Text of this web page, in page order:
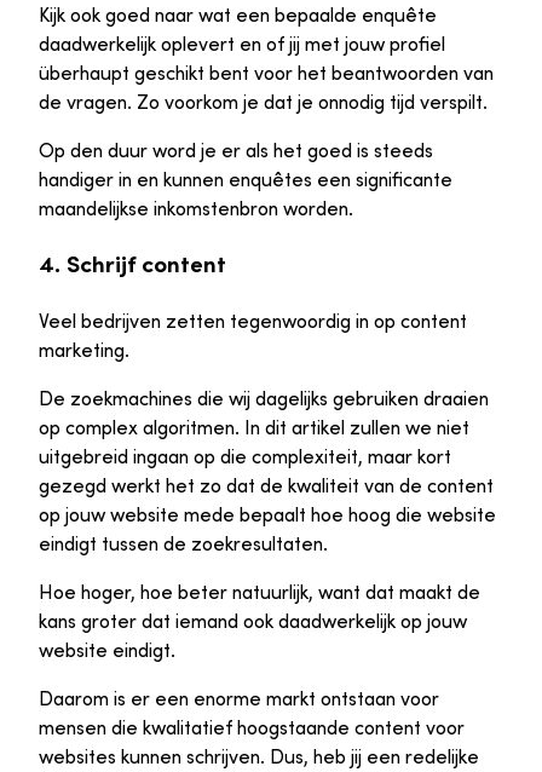
Kijk ook goed naar wat een bepaalde enquête
daadwerkelijk oplevert en of jij met jouw profiel
überhaupt geschikt bent voor het beantwoorden van
de vragen. Zo voorkom je dat je onnodig tijd verspilt.
Op den duur word je er als het goed is steeds
handiger in en kunnen enquêtes een significante
maandelijkse inkomstenbron worden.
4. Schrijf content
Veel bedrijven zetten tegenwoordig in op content
marketing.
De zoekmachines die wij dagelijks gebruiken draaien
op complex algoritmen. In dit artikel zullen we niet
uitgebreid ingaan op die complexiteit, maar kort
gezegd werkt het zo dat de kwaliteit van de content
op jouw website mede bepaalt hoe hoog die website
eindigt tussen de zoekresultaten.
Hoe hoger, hoe beter natuurlijk, want dat maakt de
kans groter dat iemand ook daadwerkelijk op jouw
website eindigt.
Daarom is er een enorme markt ontstaan voor
mensen die kwalitatief hoogstaande content voor
websites kunnen schrijven. Dus, heb jij een redelijke